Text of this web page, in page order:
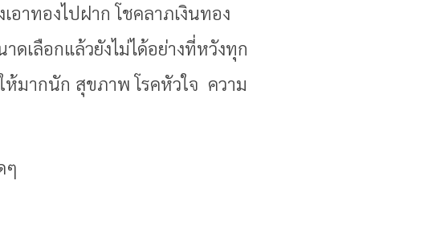
อาทองไปฝาก โชคลาภเงินทอง
ดเลือกแล้วยังไม่ได้อย่างที่หวังทุก
มากนัก สุขภาพ โรคหัวใจ ความ
ๆ